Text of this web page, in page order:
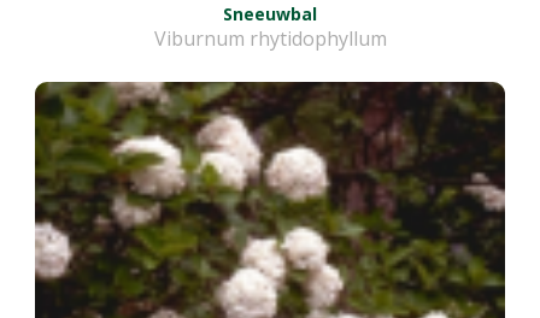
Sneeuwbal
Viburnum rhytidophyllum